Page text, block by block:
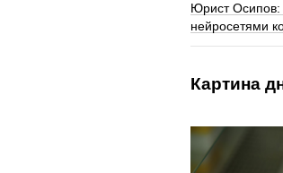
Юрист Осипов:
нейросетями
Картина